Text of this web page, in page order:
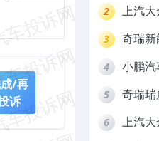
/再
诉
2
上汽大
3
奇瑞新
拒绝
4
小鹏汽
5
奇瑞瑞
6
上汽